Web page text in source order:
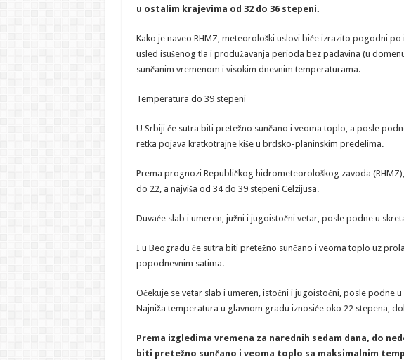
u ostalim krajevima od 32 do 36 stepeni.
Kako je naveo RHMZ, meteorološki uslovi biće izrazito pogodni
usled isušenog tla i produžavanja perioda bez padavina (u
sunčanim vremenom i visokim dnevnim temperaturama.
Temperatura do 39 stepeni
U Srbiji će sutra biti pretežno sunčano i veoma toplo, a posle
retka pojava kratkotrajne kiše u brdsko-planinskim predelima.
Prema prognozi Republičkog hidrometeorološkog zavoda
do 22, a najviša od 34 do 39 stepeni Celzijusa.
Duvaće slab i umeren, južni i jugoistočni vetar, posle podne u
I u Beogradu će sutra biti pretežno sunčano i veoma toplo uz
popodnevnim satima.
Očekuje se vetar slab i umeren, istočni i jugoistočni, posle podne
Najniža temperatura u glavnom gradu iznosiće oko 22 stepena,
Prema izgledima vremena za narednih sedam dana, do
biti pretežno sunčano i veoma toplo sa maksimalnim